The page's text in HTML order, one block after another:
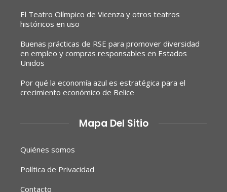
El Teatro Olímpico de Vicenza y otros teatros
históricos en uso
Buenas prácticas de RSE para promover diversidad
en empleo y compras responsables en Estados
Unidos
Por qué la economía azul es estratégica para el
crecimiento económico de Belice
Mapa Del Sitio
Quiénes somos
Política de Privacidad
Contacto